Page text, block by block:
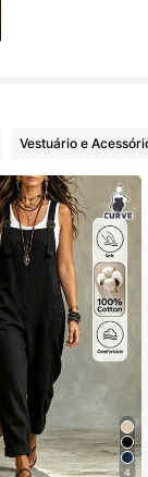
Vestuário e
4